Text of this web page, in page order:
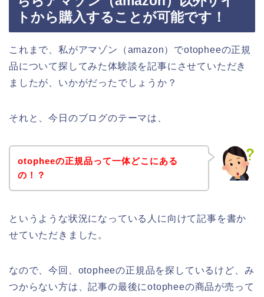
トから購入することが可能です！
これまで、私がアマゾン（amazon）でotopheeの正規
品について探してみた体験談を記事にさせていただき
ましたが、いかがだったでしょうか？
それと、今日のブログのテーマは、
otopheeの正規品って一体どこにある
の！？
というような状況になっている人に向けて記事を書か
せていただきました。
なので、今回、otopheeの正規品を探しているけど、み
つからない方は、記事の最後にotopheeの商品が売って